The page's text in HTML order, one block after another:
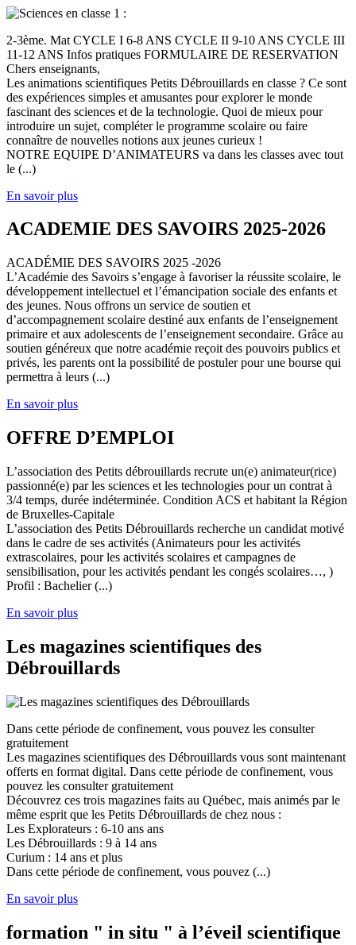
2-3ème. Mat CYCLE I 6-8 ANS CYCLE II 9-10 ANS CYCLE III
11-12 ANS Infos pratiques FORMULAIRE DE RESERVATION
Chers enseignants,
Les animations scientifiques Petits Débrouillards en classe ? Ce sont
des expériences simples et amusantes pour explorer le monde
fascinant des sciences et de la technologie. Quoi de mieux pour
introduire un sujet, compléter le programme scolaire ou faire
connaître de nouvelles notions aux jeunes curieux !
NOTRE EQUIPE D’ANIMATEURS va dans les classes avec tout
le (...)
En savoir plus
ACADEMIE DES SAVOIRS 2025-2026
ACADÉMIE DES SAVOIRS 2025 -2026
L’Académie des Savoirs s’engage à favoriser la réussite scolaire, le
développement intellectuel et l’émancipation sociale des enfants et
des jeunes. Nous offrons un service de soutien et
d’accompagnement scolaire destiné aux enfants de l’enseignement
primaire et aux adolescents de l’enseignement secondaire. Grâce au
soutien généreux que notre académie reçoit des pouvoirs publics et
privés, les parents ont la possibilité de postuler pour une bourse qui
permettra à leurs (...)
En savoir plus
OFFRE D’EMPLOI
L’association des Petits débrouillards recrute un(e) animateur(rice)
passionné(e) par les sciences et les technologies pour un contrat à
3/4 temps, durée indéterminée. Condition ACS et habitant la Région
de Bruxelles-Capitale
L’association des Petits Débrouillards recherche un candidat motivé
dans le cadre de ses activités (Animateurs pour les activités
extrascolaires, pour les activités scolaires et campagnes de
sensibilisation, pour les activités pendant les congés scolaires…, )
Profil : Bachelier (...)
En savoir plus
Les magazines scientifiques des
Débrouillards
Dans cette période de confinement, vous pouvez les consulter
gratuitement
Les magazines scientifiques des Débrouillards vous sont maintenant
offerts en format digital. Dans cette période de confinement, vous
pouvez les consulter gratuitement
Découvrez ces trois magazines faits au Québec, mais animés par le
même esprit que les Petits Débrouillards de chez nous :
Les Explorateurs : 6-10 ans ans
Les Débrouillards : 9 à 14 ans
Curium : 14 ans et plus
Dans cette période de confinement, vous pouvez (...)
En savoir plus
formation " in situ " à l’éveil scientifique